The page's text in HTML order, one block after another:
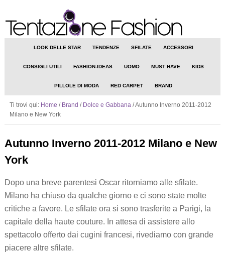
LOOK DELLE STAR TENDENZE SFILATE ACCESSORI
CONSIGLI UTILI FASHION-IDEAS UOMO MUST HAVE KIDS
PILLOLE DI MODA RED CARPET BRAND
Ti trovi qui: Home / Brand / Dolce e Gabbana /Autunno Inverno 2011-2012
Milano e New York
Autunno Inverno 2011-2012 Milano e New
York
Dopo una breve parentesi Oscar ritorniamo alle sfilate.
Milano ha chiuso da qualche giorno e ci sono state molte
critiche a favore. Le sfilate ora si sono trasferite a Parigi, la
capitale della haute couture. In attesa di assistere allo
spettacolo offerto dai cugini francesi, rivediamo con grande
piacere altre sfilate.